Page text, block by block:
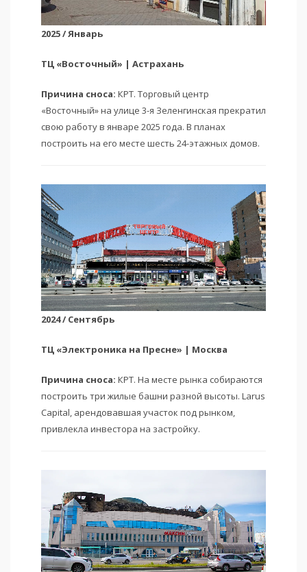
2025 / Январь
ТЦ «Восточный» | Астрахань
Причина сноса: КРТ. Торговый центр
«Восточный» на улице 3-я Зеленгинская прекратил
свою работу в январе 2025 года. В планах
построить на его месте шесть 24-этажных домов.
2024 / Сентябрь
ТЦ «Электроника на Пресне» | Москва
Причина сноса: КРТ. На месте рынка собираются
построить три жилые башни разной высоты. Larus
Capital, арендовавшая участок под рынком,
привлекла инвестора на застройку.